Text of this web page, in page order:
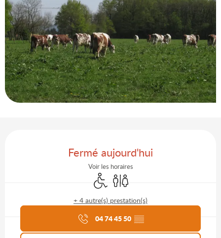
Fermé aujourd'hui
Voir les horaires
Accès handicapés
Toilettes
+ 4 autre(s) prestation(s)
Agenda du moment
04 74 45 50 ▒▒